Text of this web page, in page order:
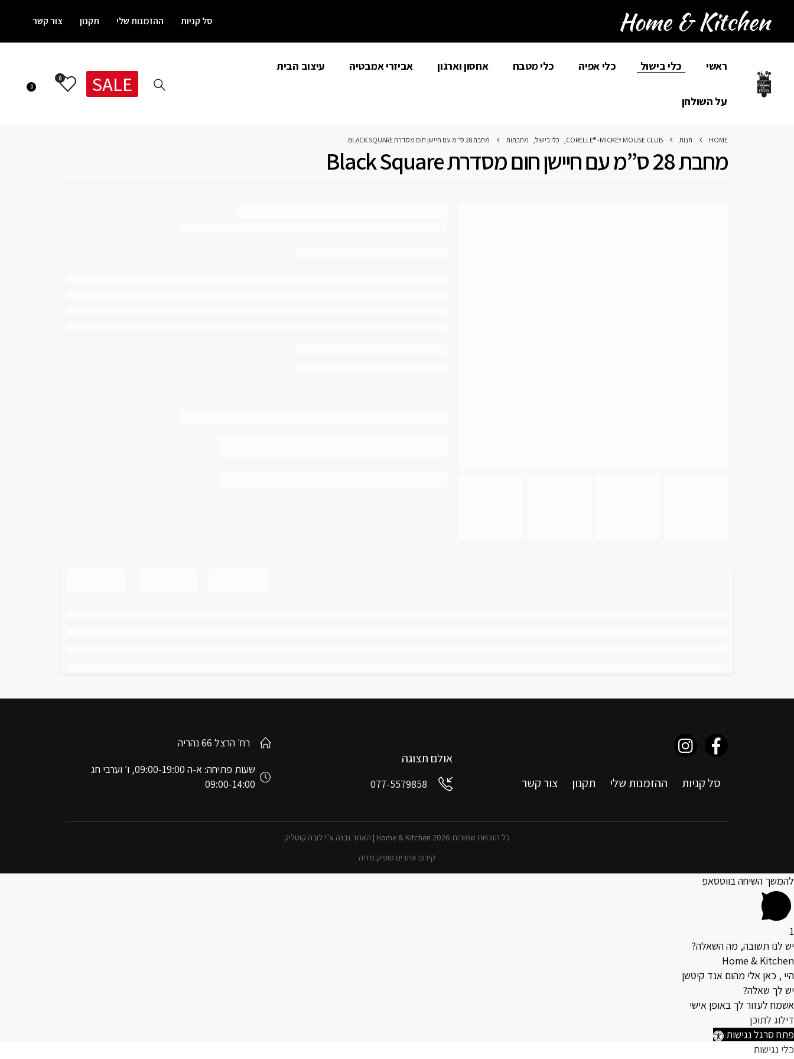
סל קניות ההזמנות שלי תקנון צור קשר
ראשי כלי בישול כלי אפיה כלי מטבח אחסון וארגון אביזרי אמבטיה עיצוב הבית
על השולחן
SALE
0
0
HOME חנות CORELLE® -MICKEY MOUSE CLUB
, כלי בישול, מחבתות מחבת 28 ס”מ עם חיישן חום מסדרת BLACK SQUARE
מחבת 28 ס”מ עם חיישן חום מסדרת Black Square
סל קניות ההזמנות שלי תקנון צור קשר
אולם תצוגה
077-5579858
רח׳ הרצל 66 נהריה
שעות פתיחה: א-ה 09:00-19:00, ו׳ וערבי חג
09:00-14:00
כל הזכויות שמורות 2026 Home & Kitchen | האתר נבנה ע״י לובה קוטליק
קידום אתרים טופיק מדיה
להמשך השיחה בווטסאפ
1
יש לנו תשובה, מה השאלה?
Home & Kitchen
היי , כאן אלי מהום אנד קיטשן
יש לך שאלה?
אשמח לעזור לך באופן אישי
דילוג לתוכן
פתח סרגל נגישות
כלי נגישות